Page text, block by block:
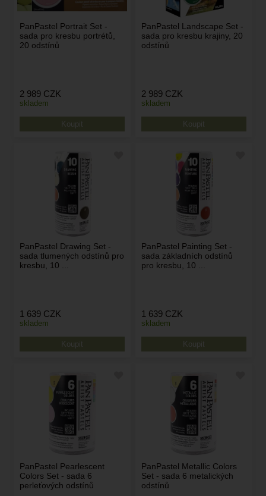
PanPastel Portrait Set -
sada pro kresbu portrétů,
20 odstínů
skladem
2 989 CZK
PanPastel Landscape Set -
sada pro kresbu krajiny, 20
odstínů
skladem
2 989 CZK
PanPastel Drawing Set -
sada tlumených odstínů pro
kresbu, 10 ...
skladem
1 639 CZK
PanPastel Painting Set -
sada základních odstínů
pro kresbu, 10 ...
skladem
1 639 CZK
PanPastel Pearlescent
Colors Set - sada 6
perleťových odstínů
PanPastel Metallic Colors
Set - sada 6 metalických
odstínů